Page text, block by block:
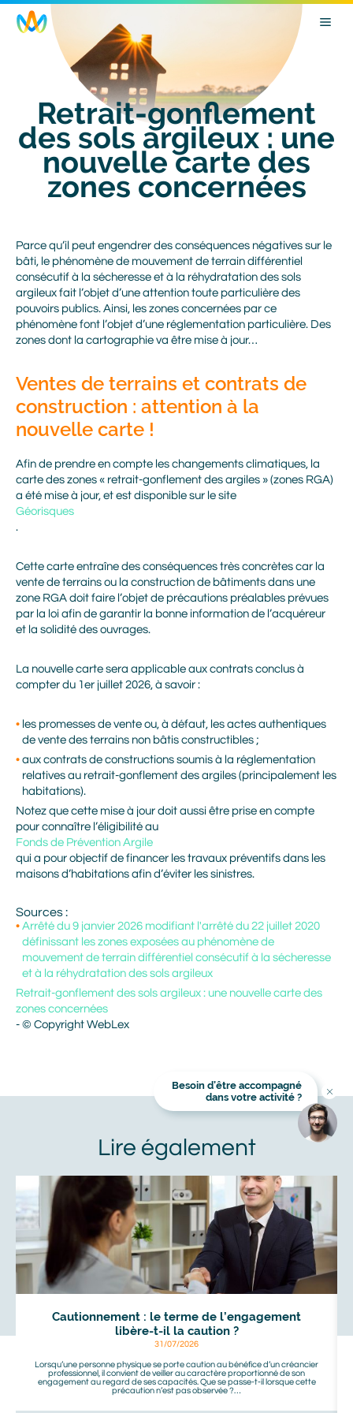
Skip
Image
Retrait-gonflement
des sols argileux : une
nouvelle carte des
zones concernées
Body
Parce qu’il peut engendrer des conséquences négatives sur le
bâti, le phénomène de mouvement de terrain différentiel
consécutif à la sécheresse et à la réhydratation des sols
argileux fait l’objet d’une attention toute particulière des
pouvoirs publics. Ainsi, les zones concernées par ce
phénomène font l’objet d’une réglementation particulière. Des
zones dont la cartographie va être mise à jour…
Ventes de terrains et contrats de
construction : attention à la
nouvelle carte !
Afin de prendre en compte les changements climatiques, la
carte des zones « retrait-gonflement des argiles » (zones RGA)
a été mise à jour, et est disponible sur le site
Géorisques
.
Cette carte entraîne des conséquences très concrètes car la
vente de terrains ou la construction de bâtiments dans une
zone RGA doit faire l’objet de précautions préalables prévues
par la loi afin de garantir la bonne information de l’acquéreur
et la solidité des ouvrages.
La nouvelle carte sera applicable aux contrats conclus à
compter du 1er juillet 2026, à savoir :
les promesses de vente ou, à défaut, les actes authentiques
de vente des terrains non bâtis constructibles ;
aux contrats de constructions soumis à la réglementation
relatives au retrait-gonflement des argiles (principalement les
habitations).
Notez que cette mise à jour doit aussi être prise en compte
pour connaître l’éligibilité au
Fonds de Prévention Argile
qui a pour objectif de financer les travaux préventifs dans les
maisons d’habitations afin d’éviter les sinistres.
Sources :
Arrêté du 9 janvier 2026 modifiant l'arrêté du 22 juillet 2020
définissant les zones exposées au phénomène de
mouvement de terrain différentiel consécutif à la sécheresse
et à la réhydratation des sols argileux
Retrait-gonflement des sols argileux : une nouvelle carte des
zones concernées
- © Copyright WebLex
voir
aussi
Cautionnement : le terme de l’engagement
libère-t-il la caution ?
31/07/2026
Lorsqu’une personne physique se porte caution au bénéfice d’un créancier
professionnel, il convient de veiller au caractère proportionné de son
engagement au regard de ses capacités. Que se passe-t-il lorsque cette
précaution n’est pas observée ?…
Image
Image
Titre
Besoin d’être accompagné
dans votre activité ?
Prénom
Nom
En cliquant sur Valider, vous avez lu et accepté la Politique
de protection des données personnelles Alliance Mozaik. Je
peuvent me correspondre. Je sais que je peux demander à
Alliance Mozaik de cesser toute communication avec moi à
tout moment. J'accepte de recevoir des messages
part de Alliance Mozaik.